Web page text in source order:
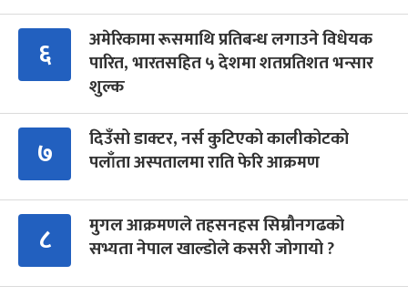
६
अमेरिकामा रूसमाथि प्रतिबन्ध लगाउने विधेयक
पारित, भारतसहित ५ देशमा शतप्रतिशत भन्सार
शुल्क
७
दिउँसो डाक्टर, नर्स कुटिएको कालीकोटको
पलाँता अस्पतालमा राति फेरि आक्रमण
८
मुगल आक्रमणले तहसनहस सिम्रौनगढको
सभ्यता नेपाल खाल्डोले कसरी जोगायो ?